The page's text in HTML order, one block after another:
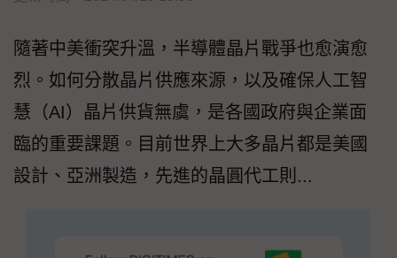
隨著中美衝突升溫，半導體晶片戰爭也愈演愈
烈。如何分散晶片供應來源，以及確保人工智
慧（AI）晶片供貨無虞，是各國政府與企業面
臨的重要課題。目前世界上大多晶片都是美國
設計、亞洲製造，先進的晶圓代工則...